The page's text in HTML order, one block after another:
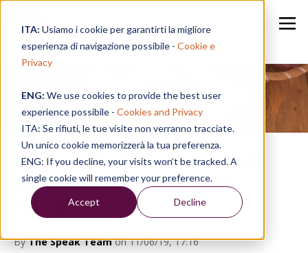
ITA: Usiamo i cookie per garantirti la migliore
esperienza di navigazione possibile - Cookie e
Privacy
ENG: We use cookies to provide the best user
experience possibile - Cookies and Privacy
ITA: Se rifiuti, le tue visite non verranno tracciate.
Un unico cookie memorizzerà la tua preferenza.
ENG: If you decline, your visits won’t be tracked. A
single cookie will remember your preference.
Accept Decline
Speak in a Week
I prossimi appuntamenti di
Speak: Hotel Sant'Angelo
(Tivoli)
ByThe Speak Teamon 11/06/19, 17:16